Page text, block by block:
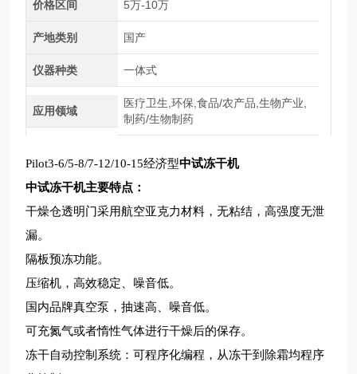
价格区间 5万-10万
产地类别 国产
仪器种类 一体式
应用领域
医疗卫生,环保,食品/农产品,生物产业,
制药/生物制药
Pilot3-6/5-8/7-12/10-15经济型中试冻干机
中试冻干机主要特点：
干燥仓透明门采用航空亚克力材料，无粘结，高强度无泄
漏。
隔板预冻功能。
压缩机，高效稳定、噪音低。
国内品牌真空泵，抽速高、噪音低。
可充氮气或者惰性气体进行干燥后的保存。
冻干自动控制系统：可程序化编程，从冻干到除霜均程序